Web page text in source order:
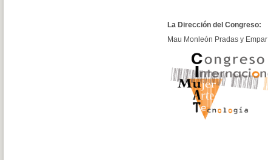
La Dirección del Congreso:
Mau Monleón Pradas y